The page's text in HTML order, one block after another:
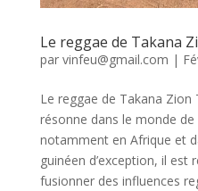
Le reggae de Takana
par vinfeu@gmail.com |
Le reggae de Takana
résonne dans le monde
notamment en Afrique et
guinéen d’exception, il est
fusionner des influences